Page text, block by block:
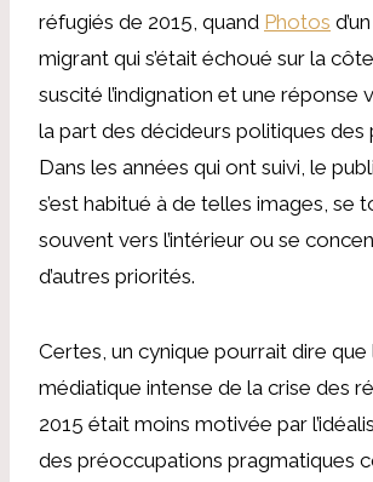
réfugiés de 2015, quand Photos
migrant qui s’était échoué sur la
suscité l’indignation et une réponse
la part des décideurs politiques des
Dans les années qui ont suivi, le
s’est habitué à de telles images, se
souvent vers l’intérieur ou se
d’autres priorités.
Certes, un cynique pourrait dire
médiatique intense de la crise des
2015 était moins motivée par
des préoccupations pragmatiques